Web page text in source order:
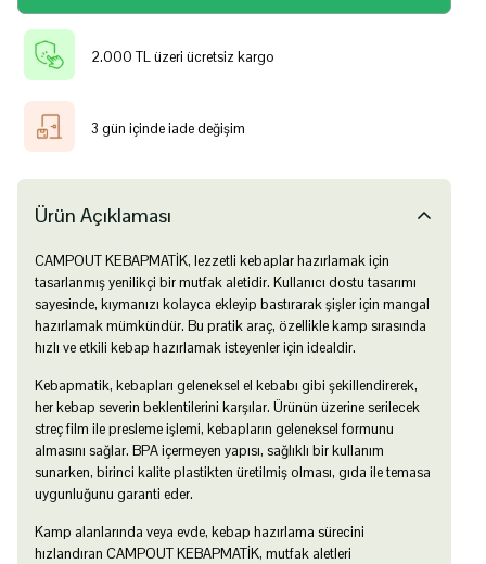
2.000 TL üzeri ücretsiz kargo
3 gün içinde iade değişim
Ürün Açıklaması
CAMPOUT KEBAPMATİK, lezzetli kebaplar hazırlamak için
tasarlanmış yenilikçi bir mutfak aletidir. Kullanıcı dostu tasarımı
sayesinde, kıymanızı kolayca ekleyip bastırarak şişler için mangal
hazırlamak mümkündür. Bu pratik araç, özellikle kamp sırasında
hızlı ve etkili kebap hazırlamak isteyenler için idealdir.
Kebapmatik, kebapları geleneksel el kebabı gibi şekillendirerek,
her kebap severin beklentilerini karşılar. Ürünün üzerine serilecek
streç film ile presleme işlemi, kebapların geleneksel formunu
almasını sağlar. BPA içermeyen yapısı, sağlıklı bir kullanım
sunarken, birinci kalite plastikten üretilmiş olması, gıda ile temasa
uygunluğunu garanti eder.
Kamp alanlarında veya evde, kebap hazırlama sürecini
hızlandıran CAMPOUT KEBAPMATİK, mutfak aletleri